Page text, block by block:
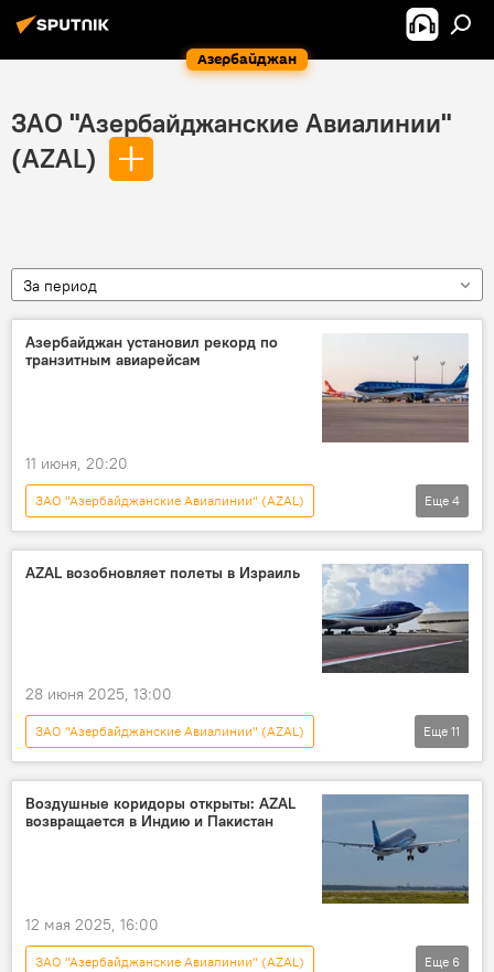
Азербайджан
ЗАО "Азербайджанские Авиалинии"
(AZAL)
За период
Азербайджан установил рекорд по
транзитным авиарейсам
11 июня, 20:20
ЗАО "Азербайджанские Авиалинии" (AZAL)
Самолет
Азербайджан
Авиация
гражданская авиация
Еще 4
AZAL возобновляет полеты в Израиль
28 июня 2025, 13:00
ЗАО "Азербайджанские Авиалинии" (AZAL)
Новости
Азербайджан
Израиль
Тель-Авив
возобновление полетов
Ближний Восток
Иран
Еще 11
Воздушные коридоры открыты: AZAL
возвращается в Индию и Пакистан
12 мая 2025, 16:00
ЗАО "Азербайджанские Авиалинии" (AZAL)
Еще 6